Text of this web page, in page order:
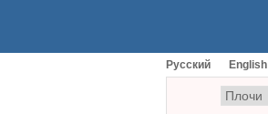
Русский English